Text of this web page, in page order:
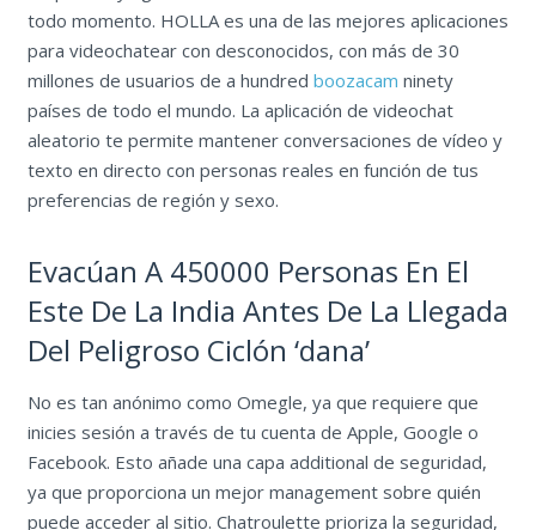
todo momento. HOLLA es una de las mejores aplicaciones
para videochatear con desconocidos, con más de 30
millones de usuarios de a hundred boozacam ninety
países de todo el mundo. La aplicación de videochat
aleatorio te permite mantener conversaciones de vídeo y
texto en directo con personas reales en función de tus
preferencias de región y sexo.
Evacúan A 450000 Personas En El
Este De La India Antes De La Llegada
Del Peligroso Ciclón ‘dana’
No es tan anónimo como Omegle, ya que requiere que
inicies sesión a través de tu cuenta de Apple, Google o
Facebook. Esto añade una capa additional de seguridad,
ya que proporciona un mejor management sobre quién
puede acceder al sitio. Chatroulette prioriza la seguridad,